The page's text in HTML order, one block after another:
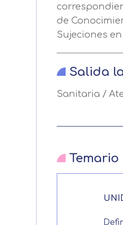
de
Sujeciones
Salida
Sanitaria /
Temario
Después